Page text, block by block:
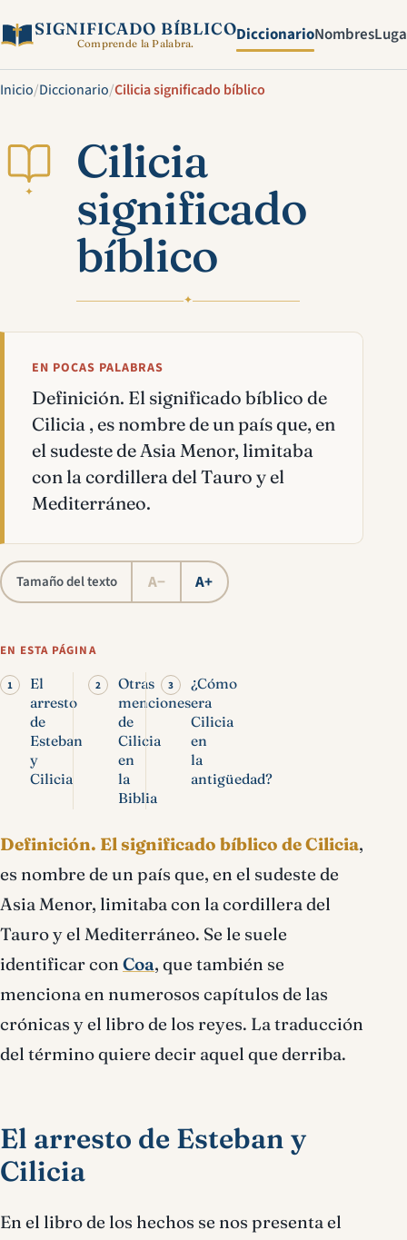
SIGNIFICADO BÍBLICO
Comprende la Palabra. DiccionarioNombres
Inicio/Diccionario/Cilicia significado bíblico
✦
Cilicia
significado
bíblico
✦
EN POCAS PALABRAS
Definición. El significado bíblico de
Cilicia , es nombre de un país que, en
el sudeste de Asia Menor, limitaba
con la cordillera del Tauro y el
Mediterráneo.
Tamaño del texto A− A+
EN ESTA PÁGINA
El
arresto
de
Esteban
y
Cilicia
Otras
menciones
de
Cilicia
en
la
Biblia
¿Cómo
era
Cilicia
en
la
antigüedad?
Definición. El significado bíblico de Cilicia,
es nombre de un país que, en el sudeste de
Asia Menor, limitaba con la cordillera del
Tauro y el Mediterráneo. Se le suele
identificar con Coa, que también se
menciona en numerosos capítulos de las
crónicas y el libro de los reyes. La traducción
del término quiere decir aquel que derriba.
El arresto de Esteban y
Cilicia
En el libro de los hechos se nos presenta el